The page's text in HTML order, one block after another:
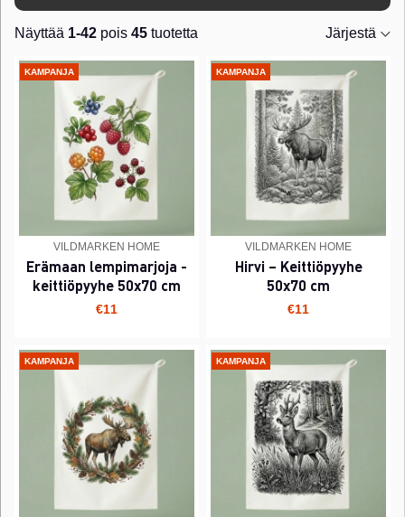
Näyttää 1-42 pois 45 tuotetta
Järjestä
Tuotteet
KAMPANJA
VILDMARKEN HOME
Erämaan lempimarjoja -
keittiöpyyhe 50x70 cm
€11
KAMPANJA
VILDMARKEN HOME
Hirvi – Keittiöpyyhe
50x70 cm
€11
KAMPANJA KAMPANJA